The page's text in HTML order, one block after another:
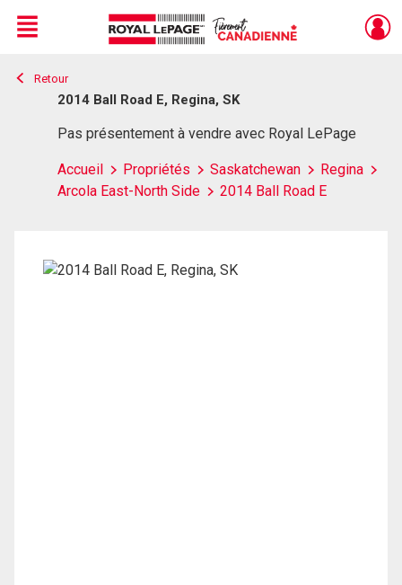
Live
En Direct
Menu
Retour
2014 Ball Road E, Regina, SK
Pas présentement à vendre avec Royal LePage
Accueil Propriétés Saskatchewan
Regina
Arcola East-North Side
2014 Ball Road E